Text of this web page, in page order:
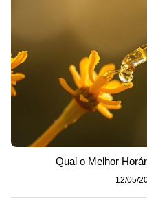
Qual o Melhor
12/05/